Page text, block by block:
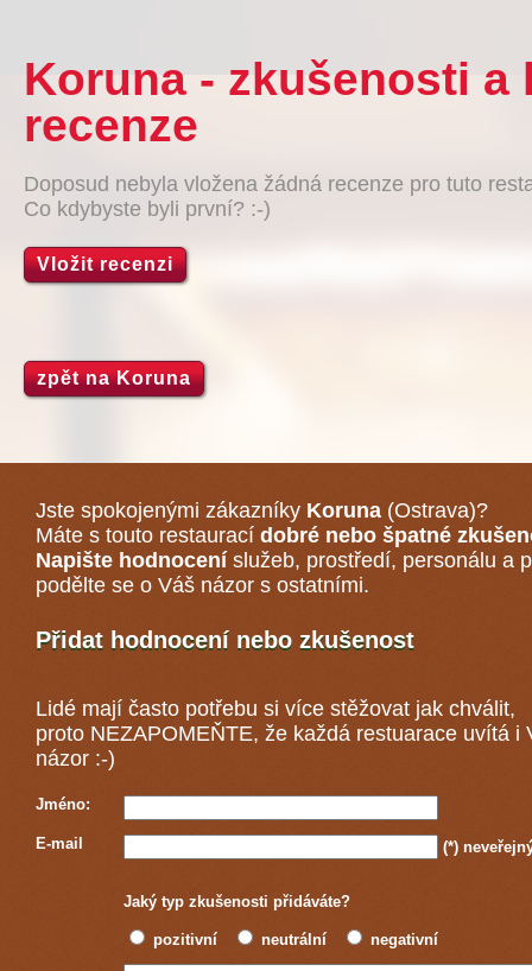
Koruna - zkušenosti
recenze
Doposud nebyla vložena žádná recenze pro tuto
Co kdybyste byli první? :-)
Vložit recenzi
zpět na Koruna
Jste spokojenými zákazníky Koruna (Ostrava)?
Máte s touto restaurací dobré nebo špatné
Napište hodnocení služeb, prostředí, personálu a
podělte se o Váš názor s ostatními.
Přidat hodnocení nebo zkušenost
Lidé mají často potřebu si více stěžovat jak chválit,
proto NEZAPOMEŇTE, že každá restuarace uvítá i
názor :-)
Jméno:
E-mail (*)
Jaký typ zkušenosti přidáváte?
pozitivní neutrální negativní